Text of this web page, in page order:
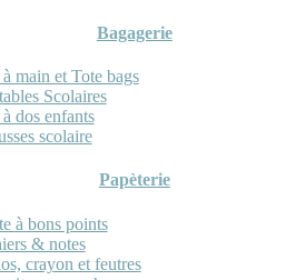
Bagagerie
à main et Tote bags
Scolaires
à dos enfants
scolaire
Papèterie
à bons points
& notes
crayon et feutres